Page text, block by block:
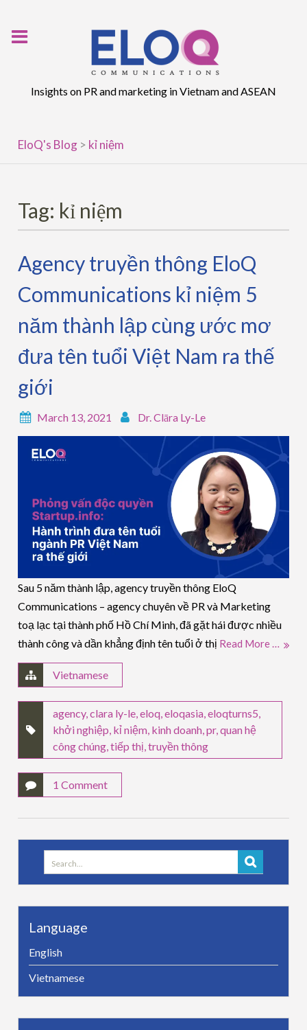
Insights on PR and marketing in Vietnam and ASEAN
EloQ's Blog > kỉ niệm
Tag: kỉ niệm
Agency truyền thông EloQ
Communications kỉ niệm 5
năm thành lập cùng ước mơ
đưa tên tuổi Việt Nam ra thế
giới
March 13, 2021 Dr. Clāra Ly-Le
Sau 5 năm thành lập, agency truyền thông EloQ
Communications – agency chuyên về PR và Marketing
toạ lạc tại thành phố Hồ Chí Minh, đã gặt hái được nhiều
thành công và dần khẳng định tên tuổi ở thị Read More …
Vietnamese
agency,clara ly-le,eloq,eloqasia,eloqturns5,
khởi nghiệp, kỉ niệm, kinh doanh,pr,quan hệ
công chúng,tiếp thị,truyền thông
1 Comment
Search
for:
Language
English
Vietnamese